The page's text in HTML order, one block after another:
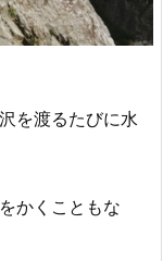
を渡るたびに水
かくこともな